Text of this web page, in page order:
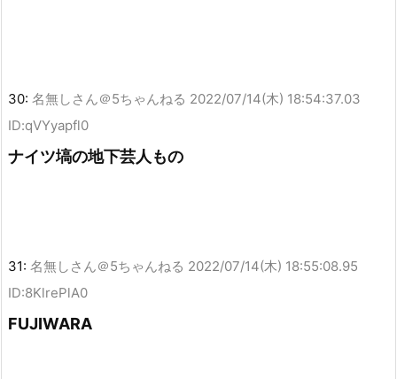
30: 名無しさん＠5ちゃんねる 2022/07/14(木) 18:54:37.03
ID:qVYyapfl0
ナイツ塙の地下芸人もの
31: 名無しさん＠5ちゃんねる 2022/07/14(木) 18:55:08.95
ID:8KlrePlA0
FUJIWARA